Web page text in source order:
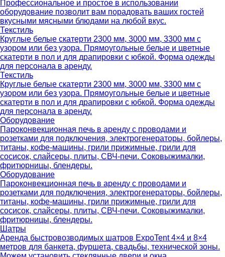
Профессиональное и простое в использовании
оборудование позволит вам порадовать ваших гостей
вкусными мясными блюдами на любой вкус.
Текстиль
Круглые белые скатерти 2300 мм, 3000 мм, 3300 мм с
узором или без узора. Прямоугольные белые и цветные
скатерти в пол и для драпировки с юбкой. Форма одежды
для персонала в аренду.
Текстиль
Круглые белые скатерти 2300 мм, 3000 мм, 3300 мм с
узором или без узора. Прямоугольные белые и цветные
скатерти в пол и для драпировки с юбкой. Форма одежды
для персонала в аренду.
Оборудование
Пароконвекционная печь в аренду с проводами и
розетками для подключения, электрогенераторы, бойлеры,
титаны, кофе-машины, грили прижимные, грили для
сосисок, слайсеры, плиты, СВЧ-печи. Соковыжималки,
фритюрницы, блендеры.
Оборудование
Пароконвекционная печь в аренду с проводами и
розетками для подключения, электрогенераторы, бойлеры,
титаны, кофе-машины, грили прижимные, грили для
сосисок, слайсеры, плиты, СВЧ-печи. Соковыжималки,
фритюрницы, блендеры.
Шатры
Аренда быстровозводимых шатров ExpoTent 4×4 и 8×4
метров для банкета, фуршета, свадьбы, технической зоны.